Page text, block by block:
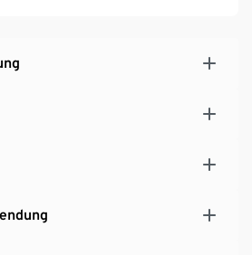
dank optimierter
Technologie zur
und konstant hohe